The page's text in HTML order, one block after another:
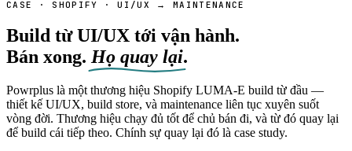
CASE · SHOPIFY · UI/UX → MAINTENANCE
Build từ UI/UX tới vận hành.
Bán xong. Họ quay lại.
Powrplus là một thương hiệu Shopify LUMA-E build từ đầu —
thiết kế UI/UX, build store, và maintenance liên tục xuyên suốt
vòng đời. Thương hiệu chạy đủ tốt để chủ bán đi, và từ đó quay lại
để build cái tiếp theo. Chính sự quay lại đó là case study.